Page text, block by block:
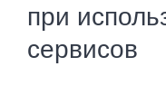
при
сервисов